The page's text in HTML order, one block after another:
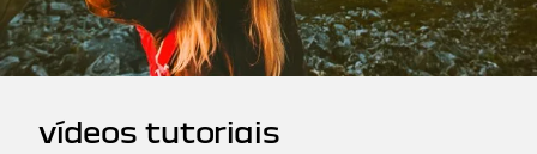
vídeos tutoriais